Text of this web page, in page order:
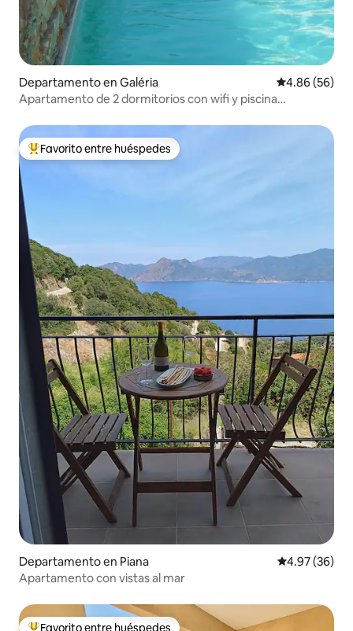
Departamento en Galéria Calificación
4.86 (56)
Apartamento de 2 dormitorios con wifi y piscina
De los mejores en Favorito entre huéspedes
Favorito entre huéspedes
Departamento en Piana Calificación
4.97 (36)
Apartamento con vistas al mar
Favorito entre huéspedes